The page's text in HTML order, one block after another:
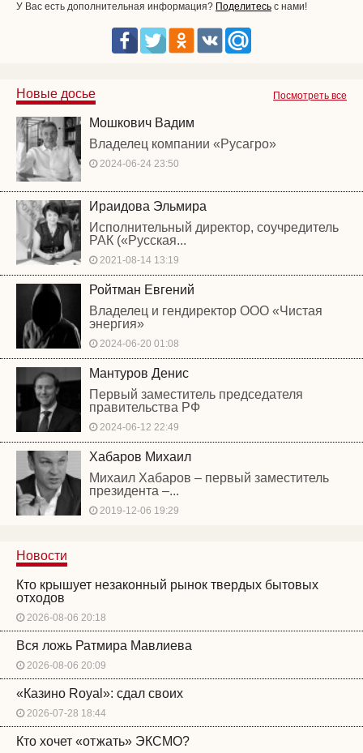
У Вас есть дополнительная информация? Поделитесь с нами!
Посмотреть все
Новые досье
Мошкович Вадим
Владелец компании «Русагро»
2024-06-24 23:50
Ираидова Эльмира
Исполнительный директор, соучредитель
РАК («Русская...
2021-08-14 13:19
Ройтман Евгений
Владелец и гендиректор ООО «Чистая
энергия»
2024-06-20 01:08
Мантуров Денис
Первый заместитель председателя
правительства РФ
2024-06-12 22:49
Хабаров Михаил
Михаил Хабаров – первый заместитель
президента –...
2019-12-06 19:29
Новости
Кто крышует незаконный рынок твердых бытовых
отходов
2026-08-06 20:18
Вся ложь Ратмира Мавлиева
2026-08-06 20:09
«Казино Royal»: сдал своих
2026-07-28 18:44
Кто хочет «отжать» ЭКСМО?